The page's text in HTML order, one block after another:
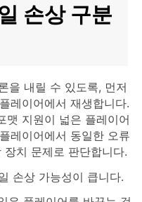
손상 구분
을 내릴 수 있도록, 먼저
레이어에서 재생합니다.
맷 지원이 넓은 플레이어
레이어에서 동일한 오류
치 문제로 판단합니다.
손상 가능성이 큽니다.